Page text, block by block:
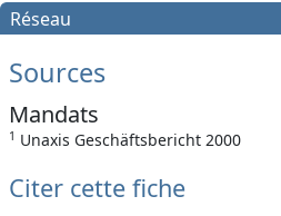
Réseau
Sources
Mandats
1 Unaxis Geschäftsbericht 2000
Citer cette fiche